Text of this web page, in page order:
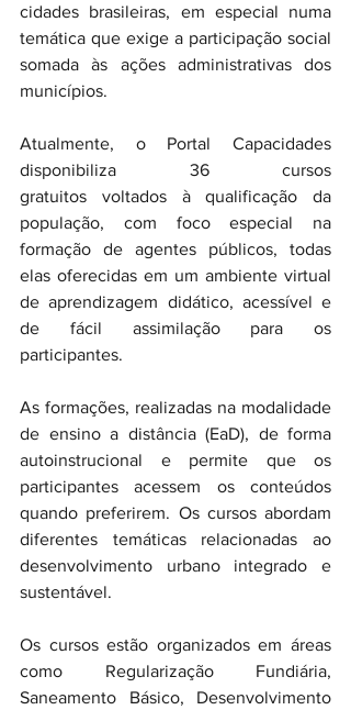
cidades brasileiras, em especial numa
temática que exige a participação social
somada às ações administrativas dos
municípios.
Atualmente, o Portal Capacidades
disponibiliza 36 cursos
gratuitos voltados à qualificação da
população, com foco especial na
formação de agentes públicos, todas
elas oferecidas em um ambiente virtual
de aprendizagem didático, acessível e
de fácil assimilação para os
participantes.
As formações, realizadas na modalidade
de ensino a distância (EaD), de forma
autoinstrucional e permite que os
participantes acessem os conteúdos
quando preferirem. Os cursos abordam
diferentes temáticas relacionadas ao
desenvolvimento urbano integrado e
sustentável.
Os cursos estão organizados em áreas
como Regularização Fundiária,
Saneamento Básico, Desenvolvimento